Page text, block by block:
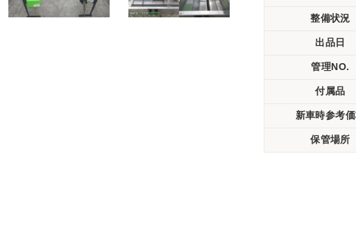
整備状況
出品日
管理NO.
付属品
新車時参考
保管場所